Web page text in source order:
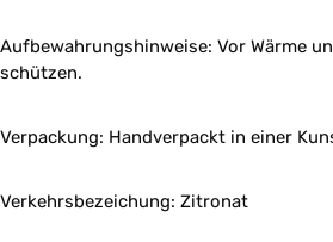
Aufbewahrungshinweise: Vor Wärme
schützen.
Verpackung: Handverpackt in einer
Verkehrsbezeichung: Zitronat